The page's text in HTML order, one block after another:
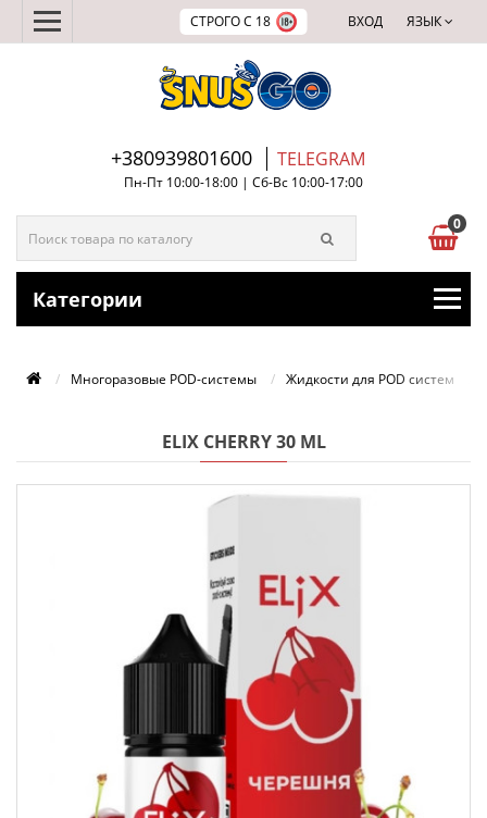
СТРОГО С 18 ЯЗЫК
ВХОД
+380939801600 TELEGRAM
Пн-Пт 10:00-18:00 | Сб-Вс 10:00-17:00
0
Категории
Многоразовые POD-системы Жидкости для POD систем
ELIX CHERRY 30 ML